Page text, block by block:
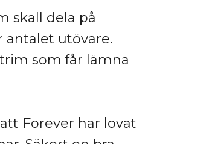
skall dela på
antalet utövare.
som får lämna
Forever har lovat